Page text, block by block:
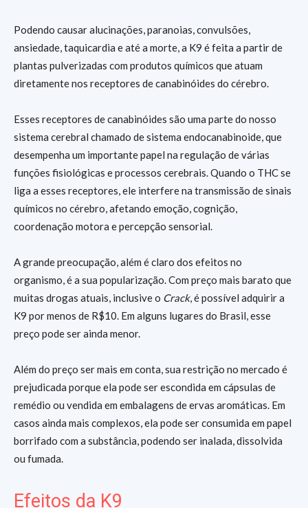
Podendo causar alucinações, paranoias, convulsões,
ansiedade, taquicardia e até a morte, a K9 é feita a partir de
plantas pulverizadas com produtos químicos que atuam
diretamente nos receptores de canabinóides do cérebro.
Esses receptores de canabinóides são uma parte do nosso
sistema cerebral chamado de sistema endocanabinoide, que
desempenha um importante papel na regulação de várias
funções fisiológicas e processos cerebrais. Quando o THC se
liga a esses receptores, ele interfere na transmissão de sinais
químicos no cérebro, afetando emoção, cognição,
coordenação motora e percepção sensorial.
A grande preocupação, além é claro dos efeitos no
organismo, é a sua popularização. Com preço mais barato que
muitas drogas atuais, inclusive o Crack, é possível adquirir a
K9 por menos de R$10. Em alguns lugares do Brasil, esse
preço pode ser ainda menor.
Além do preço ser mais em conta, sua restrição no mercado é
prejudicada porque ela pode ser escondida em cápsulas de
remédio ou vendida em embalagens de ervas aromáticas. Em
casos ainda mais complexos, ela pode ser consumida em papel
borrifado com a substância, podendo ser inalada, dissolvida
ou fumada.
Efeitos da K9